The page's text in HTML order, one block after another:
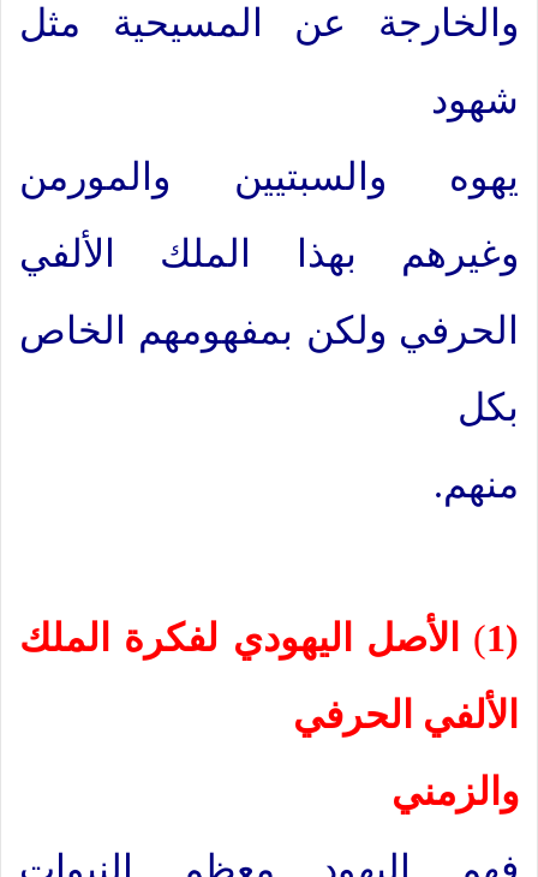
والخارجة عن المسيحية مثل
شهود
يهوه والسبتيين والمورمن
وغيرهم بهذا الملك الألفي
الحرفي ولكن بمفهومهم الخاص
بكل
منهم.
(1
)
الأصل اليهودي لفكرة الملك
الألفي الحرفي
والزمني